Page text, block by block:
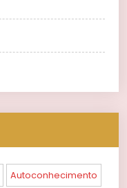
Autoconhecimento